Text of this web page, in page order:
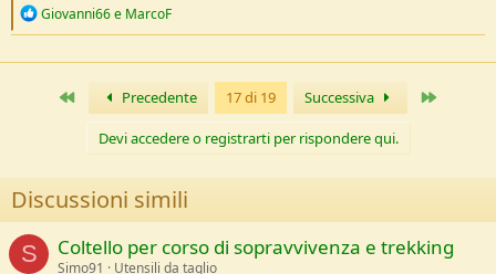
R
c
Giovanni66e MarcoF
Primo Precedente 17 di 19 Successiva
Devi accedere o registrarti per rispondere qui.
Discussioni simili
S Coltello per corso di sopravvivenza e trekking
Simo91
Utensili da taglio